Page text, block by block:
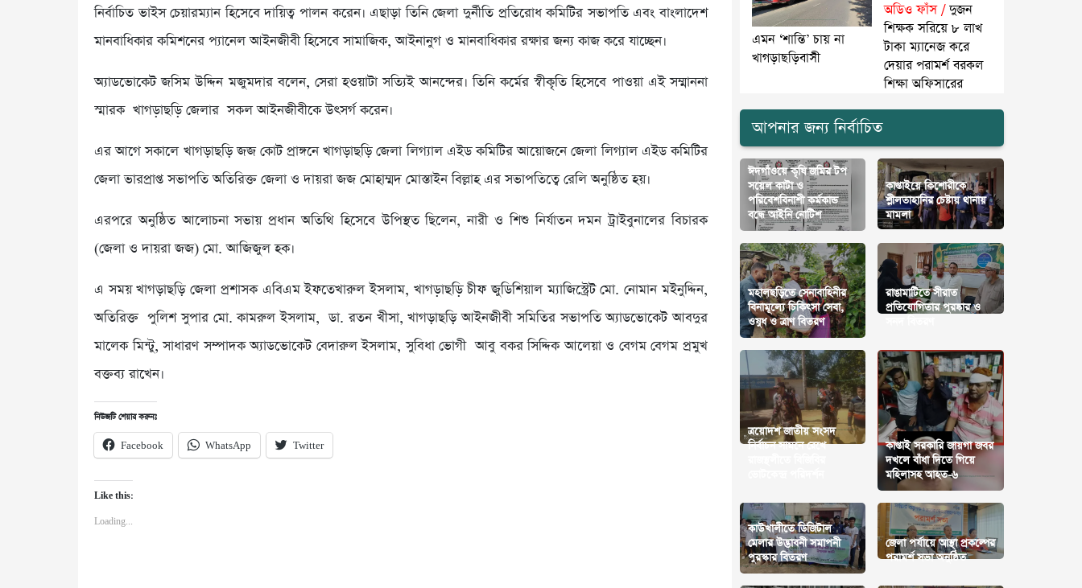
নির্বাচিত ভাইস চেয়ারম্যান হিসেবে দায়িত্ব পালন করেন। এছাড়া তিনি জেলা দুর্নীতি প্রতিরোধ কমিটির সভাপতি এবং বাংলাদেশ
মানবাধিকার কমিশনের প্যানেল আইনজীবী হিসেবে সামাজিক, আইনানুগ ও মানবাধিকার রক্ষার জন্য কাজ করে যাচ্ছেন।
অ্যাডভোকেট জসিম উদ্দিন মজুমদার বলেন, সেরা হওয়াটা সত্যিই আনন্দের। তিনি কর্মের স্বীকৃতি হিসেবে পাওয়া এই সম্মাননা
স্মারক খাগড়াছড়ি জেলার সকল আইনজীবীকে উৎসর্গ করেন।
এর আগে সকালে খাগড়াছড়ি জজ কোট প্রাঙ্গনে খাগড়াছড়ি জেলা লিগ্যাল এইড কমিটির আয়োজনে জেলা লিগ্যাল এইড কমিটির
জেলা ভারপ্রাপ্ত সভাপতি অতিরিক্ত জেলা ও দায়রা জজ মোহাম্মদ মোস্তাইন বিল্লাহ এর সভাপতিত্বে রেলি অনুষ্ঠিত হয়।
এরপরে অনুষ্ঠিত আলোচনা সভায় প্রধান অতিথি হিসেবে উপিস্থত ছিলেন, নারী ও শিশু নির্যাতন দমন ট্রাইবুনালের বিচারক
(জেলা ও দায়রা জজ) মো. আজিজুল হক।
এ সময় খাগড়াছড়ি জেলা প্রশাসক এবিএম ইফতেখারুল ইসলাম, খাগড়াছড়ি চীফ জুডিশিয়াল ম্যাজিস্ট্রেট মো. নোমান মইনুদ্দিন,
অতিরিক্ত পুলিশ সুপার মো. কামরুল ইসলাম, ডা. রতন খীসা, খাগড়াছড়ি আইনজীবী সমিতির সভাপতি অ্যাডভোকেট আবদুর
মালেক মিন্টু, সাধারণ সম্পাদক অ্যাডভোকেট বেদারুল ইসলাম, সুবিধা ভোগী আবু বকর সিদ্দিক আলেয়া ও বেগম বেগম প্রমুখ
বক্তব্য রাখেন।
নিউজটি শেয়ার করুনঃ
Facebook WhatsApp Twitter
Like this:
Loading...
এমন ‘শান্তি’ চায় না
খাগড়াছড়িবাসী
অডিও ফাঁস /দুজন
শিক্ষক সরিয়ে ৮ লাখ
টাকা ম্যানেজ করে
দেয়ার পরামর্শ বরকল
শিক্ষা অফিসারের
আপনার জন্য নির্বাচিত
ঈদগাঁওয়ে কৃষি জমির টপ
সয়েল কাটা ও
পরিবেশবিনাশী কর্মকান্ড
বন্ধে আইনি নোটিশ
কাপ্তাইয়ে কিশোরীকে
শ্লীলতাহানির চেষ্টায় থানায়
মামলা
মহালছড়িতে সেনাবাহিনীর
বিনামূল্যে চিকিৎসা সেবা,
ওষুধ ও ত্রাণ বিতরণ
রাঙামাটিতে সীরাত
প্রতিযোগিতার পুরষ্কার ও
ত্রয়োদশ জাতীয় সংসদ
নির্বাচন সামনে রেখে
কাপ্তাই সরকারি জায়গা জবর
দখলে বাঁধা দিতে গিয়ে
মহিলাসহ আহত-৬
কাউখালীতে ডিজিটাল
মেলার উদ্ভাবনী সমাপনী
পুরস্কার বিতরণ
জেলা পর্যায়ে আস্থা প্রকল্পের
পরামর্শ সভা অনুষ্ঠিত